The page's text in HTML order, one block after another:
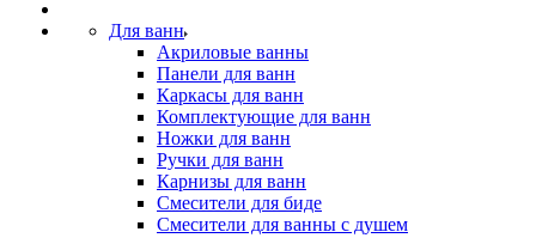
Для ванн
Акриловые ванны
Панели для ванн
Каркасы для ванн
Комплектующие для ванн
Ножки для ванн
Ручки для ванн
Карнизы для ванн
Смесители для биде
Смесители для ванны с душем